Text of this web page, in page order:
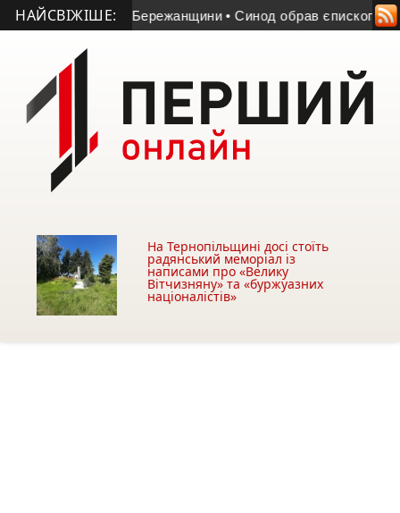
НАЙСВІЖІШЕ:з Бережанщини • Синод обрав єпископа для
На Тернопільщині досі стоїть
радянський меморіал із
написами про «Велику
Вітчизняну» та «буржуазних
націоналістів»